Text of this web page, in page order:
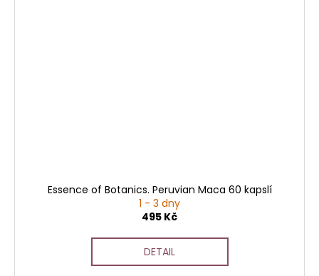
Essence of Botanics. Peruvian Maca 60 kapslí
1 - 3 dny
495 Kč
DETAIL